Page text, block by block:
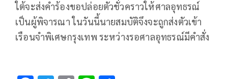
ใต้จะส่งคำร้องขอปล่อยตัวชั่วคราวให้ศาลอุทธรณ์
เป็นผู้พิจารณา ในวันนี้นายสมบัติจึงจะถูกส่งตัวเข้า
เรือนจำพิเศษกรุงเทพ ระหว่างรอศาลอุทธรณ์มีคำสั่ง